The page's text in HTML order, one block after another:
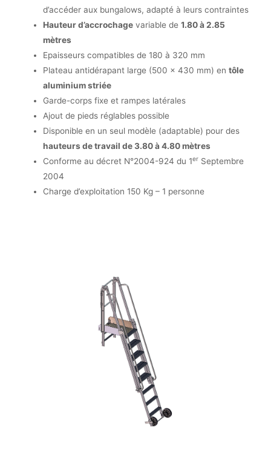
d’accéder aux bungalows, adapté à leurs contraintes
Hauteur d’accrochage variable de1.80 à 2.85
mètres
Epaisseurs compatibles de 180 à 320 mm
Plateau antidérapant large (500 x 430 mm) entôle
aluminium striée
Garde-corps fixe et rampes latérales
Ajout de pieds réglables possible
Disponible en un seul modèle (adaptable) pour des
hauteurs de travail de 3.80 à 4.80 mètres
Conforme au décret N°2004-924 du 1er Septembre
2004
Charge d’exploitation 150 Kg – 1 personne